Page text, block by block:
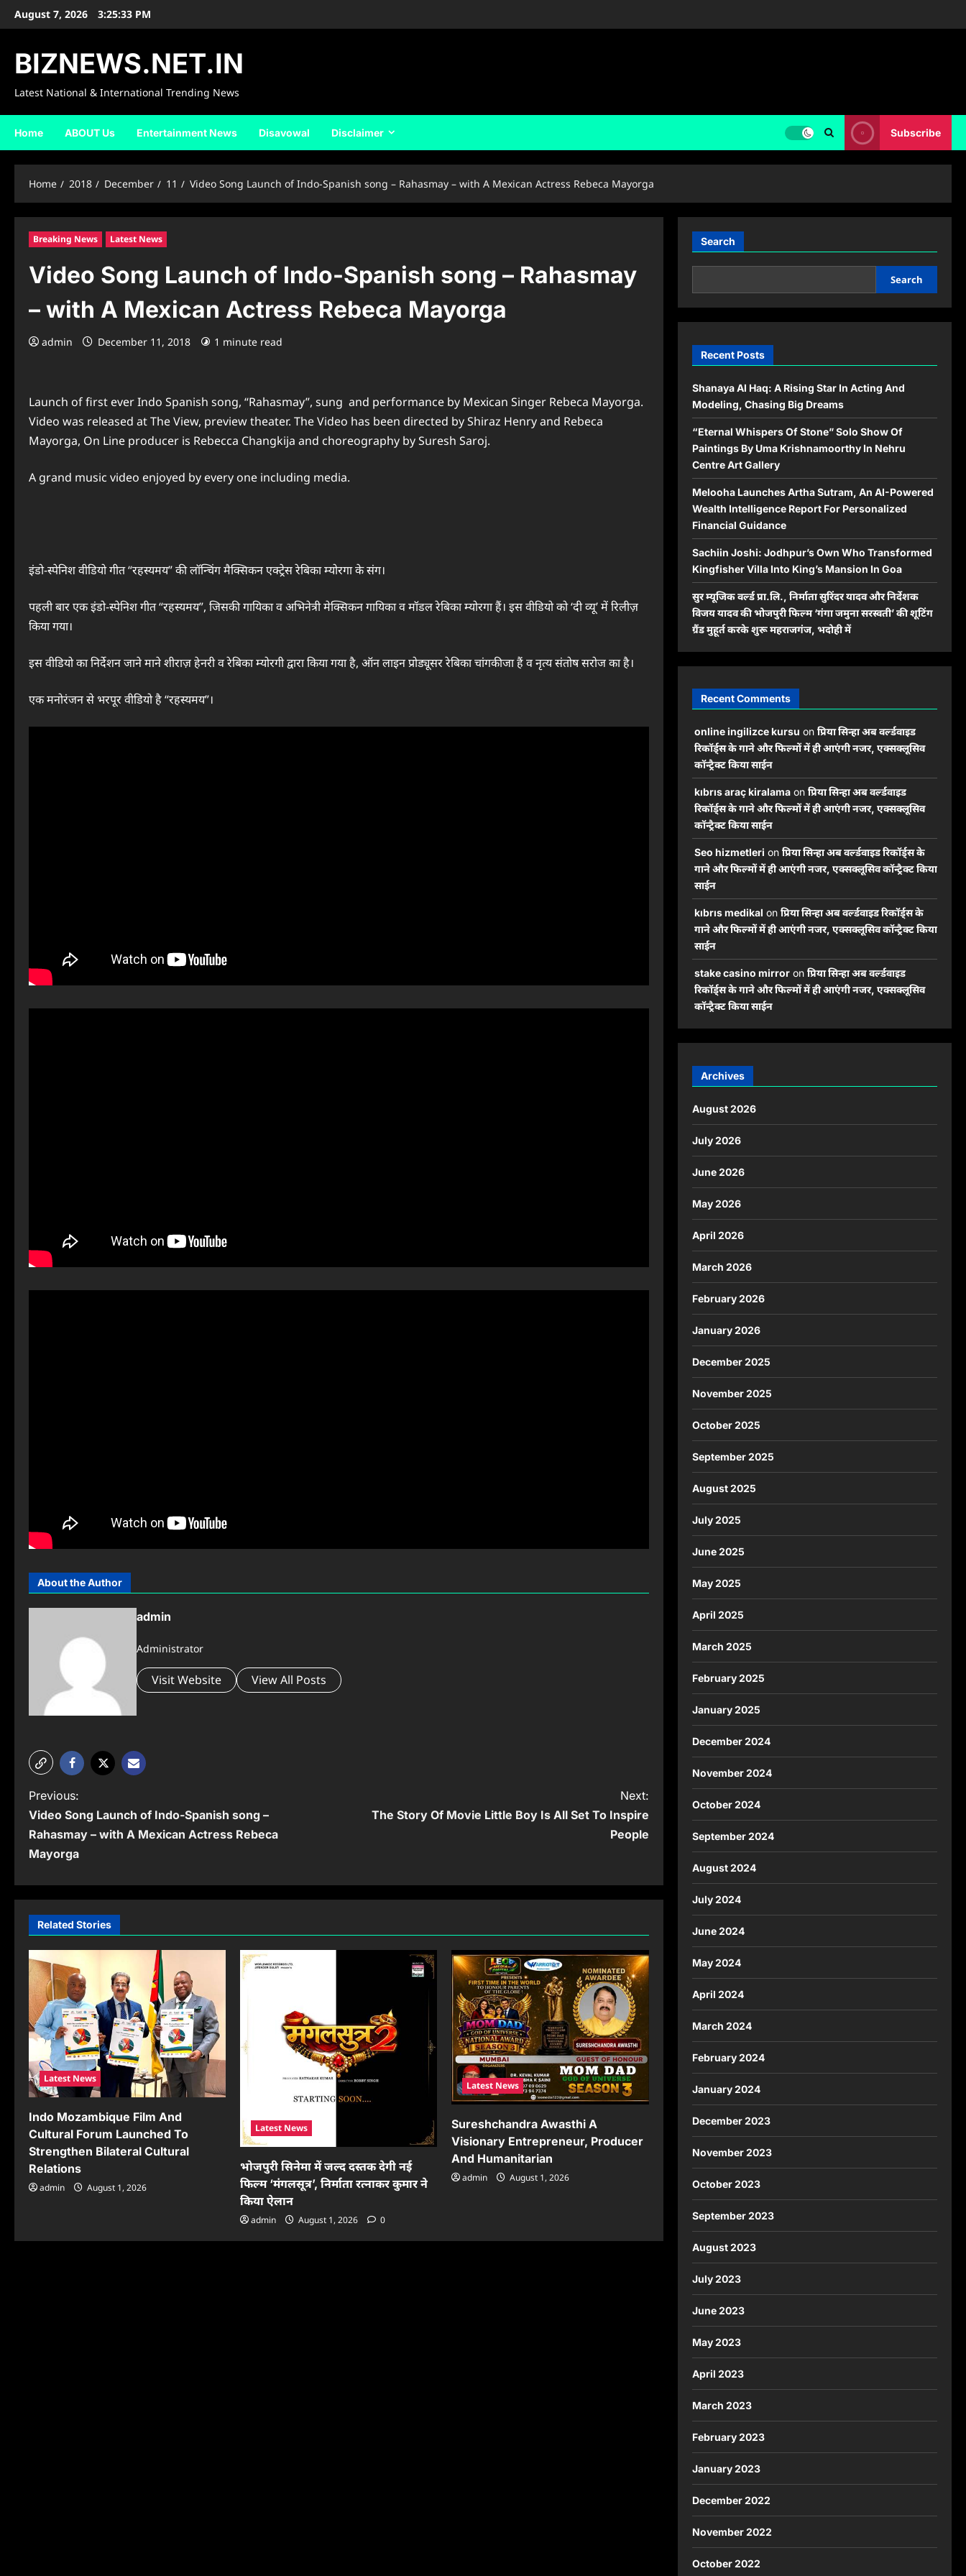
SkipAugust 7, 2026 3:25:34 PM
BIZNEWS.NET.IN
Latest National & International Trending News
Home ABOUT Us Entertainment News Disavowal Disclaimer Subscribe
Home 2018 December 11 Video Song Launch of Indo-Spanish song – Rahasmay – with A Mexican Actress Rebeca Mayorga
Breaking News Latest News
Video Song Launch of Indo-Spanish song – Rahasmay
– with A Mexican Actress Rebeca Mayorga
admin December 11, 2018 1 minute read
Launch of first ever Indo Spanish song, “Rahasmay”, sung and performance by Mexican Singer Rebeca Mayorga.
Video was released at The View, preview theater. The Video has been directed by Shiraz Henry and Rebeca
Mayorga, On Line producer is Rebecca Changkija and choreography by Suresh Saroj.
A grand music video enjoyed by every one including media.
इंडो-स्पेनिश वीडियो गीत “रहस्यमय” की लॉन्चिंग मैक्सिकन एक्ट्रेस रेबिका म्योरगा के संग।
पहली बार एक इंडो-स्पेनिश गीत “रहस्यमय”, जिसकी गायिका व अभिनेत्री मेक्सिकन गायिका व मॉडल रेबिका म्योरगा हैं। इस वीडियो को ‘दी व्यू’ में रिलीज़
किया गया।
इस वीडियो का निर्देशन जाने माने शीराज़ हेनरी व रेबिका म्योरगी द्वारा किया गया है, ऑन लाइन प्रोड्यूसर रेबिका चांगकीजा हैं व नृत्य संतोष सरोज का है।
एक मनोरंजन से भरपूर वीडियो है “रहस्यमय”।
About the Author
admin
Administrator
Visit Website View All Posts
P
o
s
n
v
i
g
a
t
i
o
n
Previous:
Video Song Launch of Indo-Spanish song –
Rahasmay – with A Mexican Actress Rebeca
Mayorga
Next:
The Story Of Movie Little Boy Is All Set To Inspire
People
Related Stories
Latest News
Indo Mozambique Film And
Cultural Forum Launched To
Strengthen Bilateral Cultural
Relations
admin August 1, 2026
Latest News
भोजपुरी सिनेमा में जल्द दस्तक देगी नई
फिल्म ‘मंगलसूत्र’, निर्माता रत्नाकर कुमार ने
किया ऐलान
admin August 1, 2026 0
Latest News
Sureshchandra Awasthi A
Visionary Entrepreneur, Producer
And Humanitarian
admin August 1, 2026
Search
Search
Recent Posts
Shanaya Al Haq: A Rising Star In Acting And
Modeling, Chasing Big Dreams
“Eternal Whispers Of Stone” Solo Show Of
Paintings By Uma Krishnamoorthy In Nehru
Centre Art Gallery
Melooha Launches Artha Sutram, An AI-Powered
Wealth Intelligence Report For Personalized
Financial Guidance
Sachiin Joshi: Jodhpur’s Own Who Transformed
Kingfisher Villa Into King’s Mansion In Goa
सुर म्यूजिक वर्ल्ड प्रा.लि., निर्माता सुरिंदर यादव और निर्देशक
विजय यादव की भोजपुरी फिल्म ‘गंगा जमुना सरस्वती’ की शूटिंग
ग्रैंड मुहूर्त करके शुरू महराजगंज, भदोही में
Recent Comments
online ingilizce kursu on प्रिया सिन्हा अब वर्ल्डवाइड
रिकॉर्ड्स के गाने और फिल्मों में ही आएंगी नजर, एक्सक्लूसिव
कॉन्ट्रैक्ट किया साईन
kıbrıs araç kiralamaon प्रिया सिन्हा अब वर्ल्डवाइड
रिकॉर्ड्स के गाने और फिल्मों में ही आएंगी नजर, एक्सक्लूसिव
कॉन्ट्रैक्ट किया साईन
Seo hizmetleri on प्रिया सिन्हा अब वर्ल्डवाइड रिकॉर्ड्स के
गाने और फिल्मों में ही आएंगी नजर, एक्सक्लूसिव कॉन्ट्रैक्ट किया
साईन
kıbrıs medikal on प्रिया सिन्हा अब वर्ल्डवाइड रिकॉर्ड्स के
गाने और फिल्मों में ही आएंगी नजर, एक्सक्लूसिव कॉन्ट्रैक्ट किया
साईन
stake casino mirroron प्रिया सिन्हा अब वर्ल्डवाइड
रिकॉर्ड्स के गाने और फिल्मों में ही आएंगी नजर, एक्सक्लूसिव
कॉन्ट्रैक्ट किया साईन
Archives
August 2026
July 2026
June 2026
May 2026
April 2026
March 2026
February 2026
January 2026
December 2025
November 2025
October 2025
September 2025
August 2025
July 2025
June 2025
May 2025
April 2025
March 2025
February 2025
January 2025
December 2024
November 2024
October 2024
September 2024
August 2024
July 2024
June 2024
May 2024
April 2024
March 2024
February 2024
January 2024
December 2023
November 2023
October 2023
September 2023
August 2023
July 2023
June 2023
May 2023
April 2023
March 2023
February 2023
January 2023
December 2022
November 2022
October 2022